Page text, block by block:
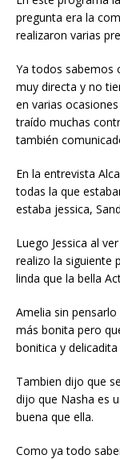
pregunta era la
realizaron varias
Ya todos sabemos
muy directa y no
en varias
traído muchas
también
En la entrevista
todas la que
estaba jessica,
Luego Jessica al
realizo la siguiente
linda que la bella
Amelia sin
más bonita pero
bonitica y
Tambien dijo que
dijo que Nasha es
buena que ella.
Como ya todo